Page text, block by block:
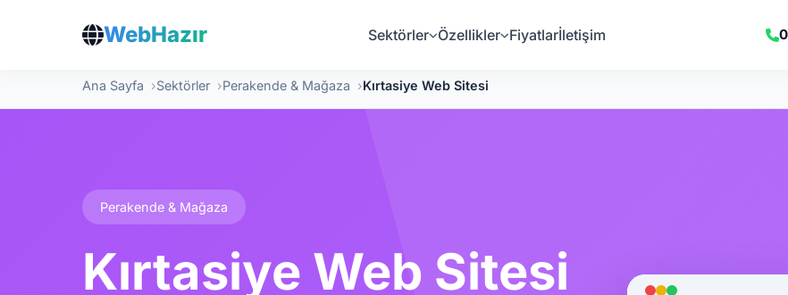
WebHazır Sektörler Özellikler Fiyatlarİletişim
Ana Sayfa Sektörler Perakende & Mağaza Kırtasiye Web Sitesi
Perakende & Mağaza
Kırtasiye Web Sitesi